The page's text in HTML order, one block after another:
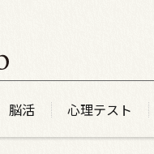
脳活 心理テスト